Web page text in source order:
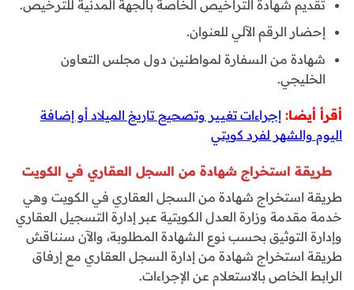
تقديم شهادة التراخيص الخاصة بالجهة المدنية للترخيص.
إحضار الرقم الآلي للعنوان.
شهادة من السفارة لمواطنين دول مجلس التعاون
الخليجي.
أقرأ أيضا: إجراءات تغيير وتصحيح تاريخ الميلاد أو إضافة
اليوم والشهر لفرد كويتي
طريقة استخراج شهادة من السجل العقاري في الكويت
طريقة استخراج شهادة من السجل العقاري في الكويت وهي
خدمة مقدمة وزارة العدل الكويتية عبر إدارة التسجيل العقاري
وإدارة التوثيق بحسب نوع الشهادة المطلوبة، والآن سنناقش
طريقة استخراج شهادة من إدارة السجل العقاري مع إرفاق
الرابط الخاص بالاستعلام عن الإجراءات.